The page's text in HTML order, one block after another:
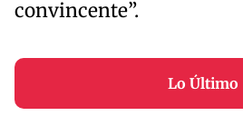
convincente”.
Lo Último